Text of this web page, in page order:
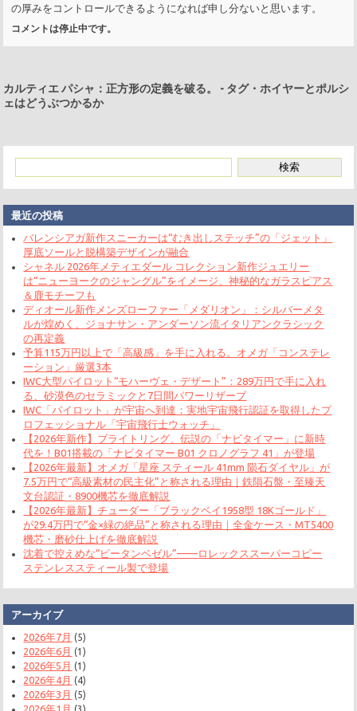
の厚みをコントロールできるようになれば申し分ないと思います。
コメントは停止中です。
カルティエ パシャ：正方形の定義を破る。 - タグ・ホイヤーとポルシ
ェはどうぶつかるか
最近の投稿
バレンシアガ新作スニーカーは“むき出しステッチ”の「ジェット」
厚底ソールと脱構築デザインが融合
シャネル 2026年メティエダール コレクション新作ジュエリー
は“ニューヨークのジャングル”をイメージ、神秘的なガラスピアス
＆鹿モチーフも
ディオール新作メンズローファー「メダリオン」：シルバーメタ
ルが煌めく、ジョナサン・アンダーソン流イタリアンクラシック
の再定義
予算115万円以上で「高級感」を手に入れる。オメガ「コンステレ
ーション」厳選3本
IWC大型パイロット“モハーヴェ・デザート”：289万円で手に入れ
る、砂漠色のセラミックと7日間パワーリザーブ
IWC「パイロット」が宇宙へ到達：実地宇宙飛行認証を取得したプ
ロフェッショナル「宇宙飛行士ウォッチ」
【2026年新作】ブライトリング、伝説の「ナビタイマー」に新時
代を！B01搭載の「ナビタイマー B01 クロノグラフ 41」が登場
【2026年最新】オメガ「星座 スティール 41mm 陨石ダイヤル」が
7.5万円で“高級素材の民主化”と称される理由｜鉄隕石盤・至臻天
文台認証・8900機芯を徹底解説
【2026年最新】チューダー「ブラックベイ1958型 18Kゴールド」
が29.4万円で“金×緑の絶品”と称される理由｜全金ケース・MT5400
機芯・磨砂仕上げを徹底解説
沈着で控えめな“ピータンベゼル”——ロレックススーパーコピー
ステンレススティール製で登場
アーカイブ
2026年7月 (5)
2026年6月 (1)
2026年5月 (1)
2026年4月 (4)
2026年3月 (5)